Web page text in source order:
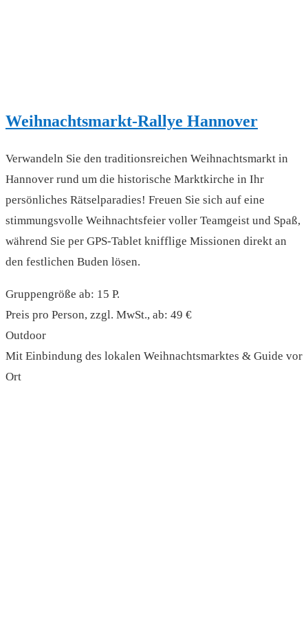
Weihnachtsmarkt-Rallye Hannover
Verwandeln Sie den traditionsreichen Weihnachtsmarkt in
Hannover rund um die historische Marktkirche in Ihr
persönliches Rätselparadies! Freuen Sie sich auf eine
stimmungsvolle Weihnachtsfeier voller Teamgeist und Spaß,
während Sie per GPS-Tablet knifflige Missionen direkt an
den festlichen Buden lösen.
Gruppengröße ab: 15 P.
Preis pro Person, zzgl. MwSt., ab: 49 €
Outdoor
Mit Einbindung des lokalen Weihnachtsmarktes & Guide vor
Ort